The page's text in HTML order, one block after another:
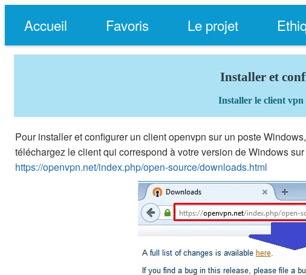
Accueil Favoris Le projet
Installer et
Installer le client
Pour installer et configurer un client openvpn sur un poste Windows,
téléchargez le client qui correspond à votre version de Windows sur
https://openvpn.net/index.php/open-source/downloads.html